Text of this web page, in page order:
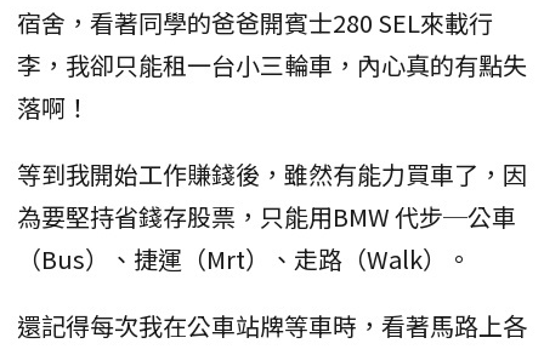
宿舍，看著同學的爸爸開賓士280 SEL來載行
李，我卻只能租一台小三輪車，內心真的有點失
落啊！
等到我開始工作賺錢後，雖然有能力買車了，因
為要堅持省錢存股票，只能用BMW 代步─公車
（Bus）、捷運（Mrt）、走路（Walk）。
還記得每次我在公車站牌等車時，看著馬路上各